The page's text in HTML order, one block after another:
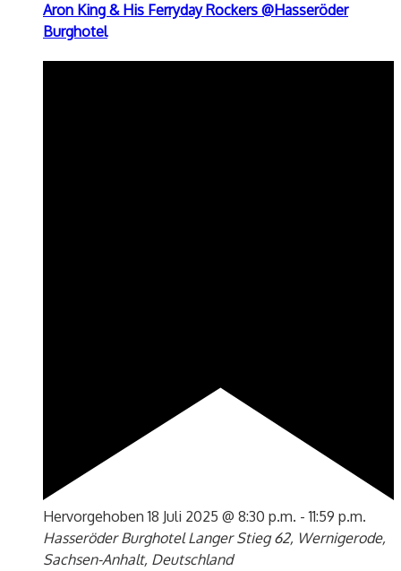
Aron King & His Ferryday Rockers @Hasseröder
Burghotel
Hervorgehoben 18 Juli 2025 @ 8:30 p.m. -11:59 p.m.
Hasseröder BurghotelLanger Stieg 62, Wernigerode,
Sachsen-Anhalt, Deutschland